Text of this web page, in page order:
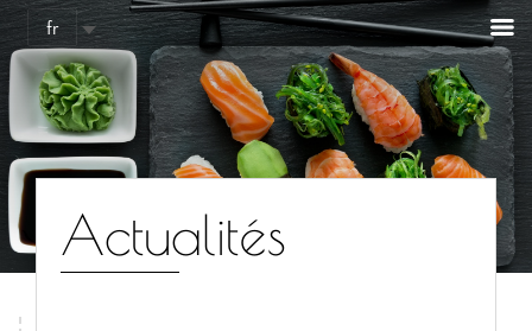
fr
Actualités
Panneau de gestion des cookies